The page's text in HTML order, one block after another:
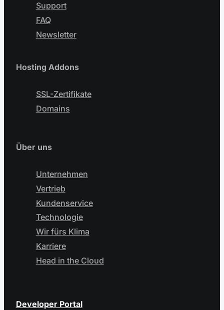
Support
FAQ
Newsletter
Hosting Addons
SSL-Zertifikate
Domains
Über uns
Unternehmen
Vertrieb
Kundenservice
Technologie
Wir fürs Klima
Karriere
Head in the Cloud
Developer Portal